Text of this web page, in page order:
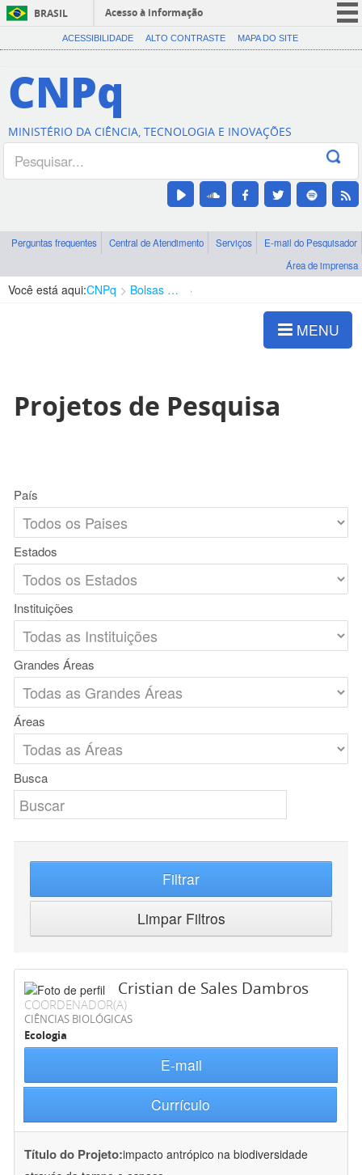
BRASIL
Acesso à informação
CORONAVÍRUS (COVID-19)
Canais
ACESSIBILIDADE ALTO CONTRASTE MAPA DO SITE
CNPq
MINISTÉRIO DA CIÊNCIA, TECNOLOGIA E INOVAÇÕES
Perguntas frequentes Central de Atendimento Serviços
E-mail do Pesquisador
Área de imprensa
Você está aqui:CNPq Bolsas e Auxílios Vigentes
MENU
Projetos de Pesquisa
País
Estados
Instituições
Grandes Áreas
Áreas
Busca
Filtrar
Limpar Filtros
Cristian de Sales Dambros
COORDENADOR(A)
CIÊNCIAS BIOLÓGICAS
Ecologia
E-mail
Currículo
Título do Projeto:impacto antrópico na biodiversidade